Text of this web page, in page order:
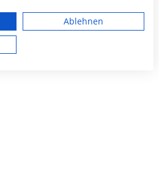
der Werbeleistung. Messung der
von Zielgruppen durch Statistiken
verschiedenen Quellen. Entwicklung
Verwendung reduzierter Daten zur
Zwecke:
Ablehnen